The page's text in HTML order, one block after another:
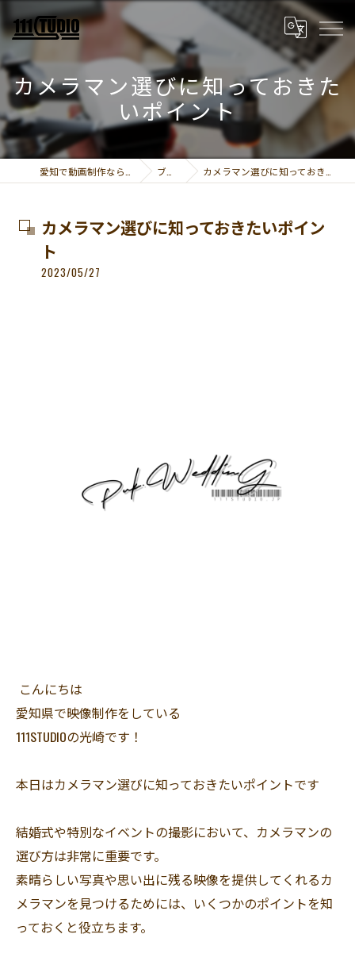
カメラマン選びに知っておきた
いポイント
ブログ カメラマン選びに知っておきたいポイント
カメラマン選びに知っておきたいポイン
ト
2023/05/27
こんにちは
愛知県で映像制作をしている
111STUDIOの光崎です！
本日はカメラマン選びに知っておきたいポイントです
結婚式や特別なイベントの撮影において、カメラマンの
選び方は非常に重要です。
素晴らしい写真や思い出に残る映像を提供してくれるカ
メラマンを見つけるためには、いくつかのポイントを知
っておくと役立ちます。